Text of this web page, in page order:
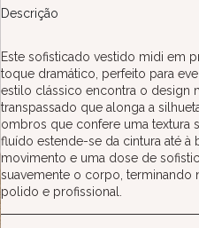
Descrição
Este sofisticado vestido midi em
toque dramático, perfeito para
estilo clássico encontra o design
transpassado que alonga a
ombros que confere uma textura
fluído estende-se da cintura até à
movimento e uma dose de
suavemente o corpo,
polido e profissional.